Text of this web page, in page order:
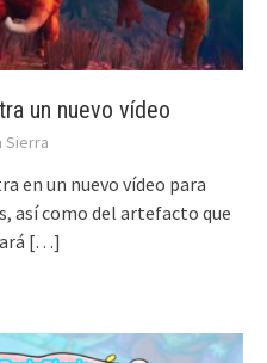
un nuevo vídeo
Sierra
en un nuevo vídeo para
así como del artefacto que
[…]